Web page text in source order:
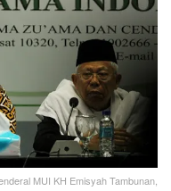
MUI KH Emisyah Tambunan,